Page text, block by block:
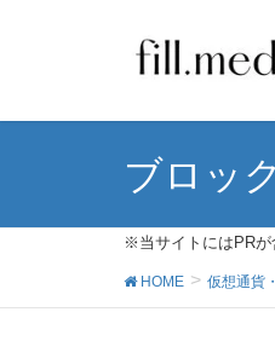
ブロッ
※当サイトにはPRが
HOME 仮想通貨